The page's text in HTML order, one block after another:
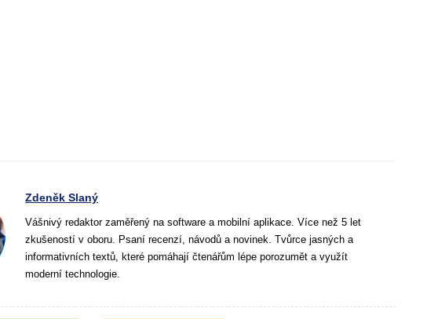
Zdeněk Slaný
Vášnivý redaktor zaměřený na software a mobilní aplikace. Více než 5 let
zkušeností v oboru. Psaní recenzí, návodů a novinek. Tvůrce jasných a
informativních textů, které pomáhají čtenářům lépe porozumět a využít
moderní technologie.